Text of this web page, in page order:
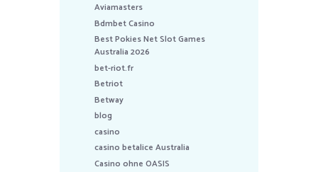
Aviamasters
Bdmbet Casino
Best Pokies Net Slot Games
Australia 2026
bet-riot.fr
Betriot
Betway
blog
casino
casino betalice Australia
Casino ohne OASIS